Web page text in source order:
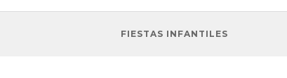
FIESTAS INFANTILES